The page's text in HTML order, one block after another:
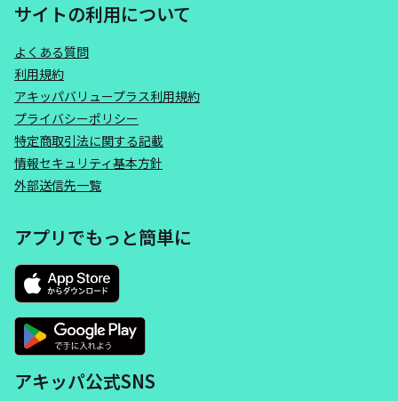
サイトの利用について
よくある質問
利用規約
アキッパバリュープラス利用規約
プライバシーポリシー
特定商取引法に関する記載
情報セキュリティ基本方針
外部送信先一覧
アプリでもっと簡単に
アキッパ公式SNS